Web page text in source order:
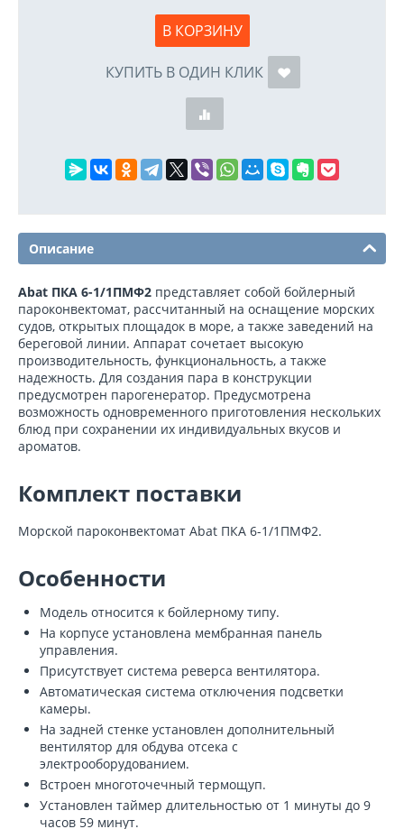
В КОРЗИНУ
КУПИТЬ В ОДИН КЛИК
Описание
Abat ПКА 6-1/1ПМФ2 представляет собой бойлерный
пароконвектомат, рассчитанный на оснащение морских
судов, открытых площадок в море, а также заведений на
береговой линии. Аппарат сочетает высокую
производительность, функциональность, а также
надежность. Для создания пара в конструкции
предусмотрен парогенератор. Предусмотрена
возможность одновременного приготовления нескольких
блюд при сохранении их индивидуальных вкусов и
ароматов.
Комплект поставки
Морской пароконвектомат Abat ПКА 6-1/1ПМФ2.
Особенности
Модель относится к бойлерному типу.
На корпусе установлена мембранная панель
управления.
Присутствует система реверса вентилятора.
Автоматическая система отключения подсветки
камеры.
На задней стенке установлен дополнительный
вентилятор для обдува отсека с
электрооборудованием.
Встроен многоточечный термощуп.
Установлен таймер длительностью от 1 минуты до 9
часов 59 минут.